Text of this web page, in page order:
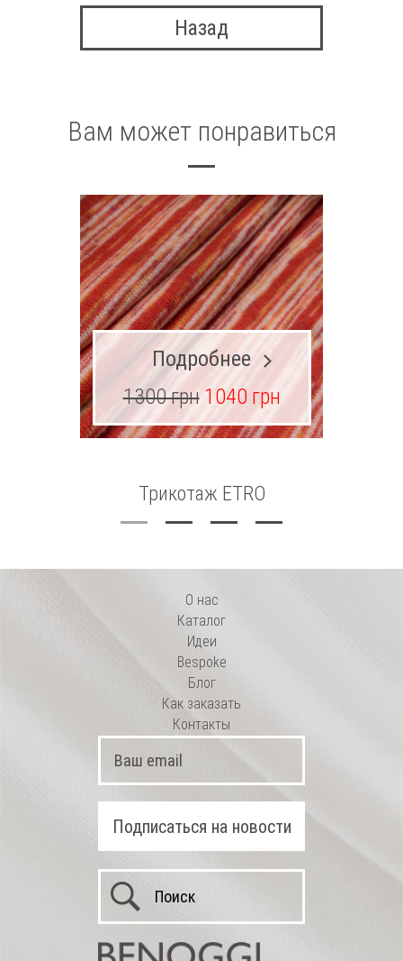
Назад
Вам может понравиться
Трикотаж ETRO
Подробнее
1300 грн1040 грн
О нас
Каталог
Идеи
Bespoke
Блог
Как заказать
Контакты